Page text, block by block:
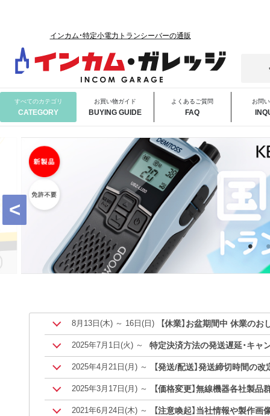
インカム・特定小電力トランシーバーの通販
すべてのカテゴリ
CATEGORY
お買い物ガイド
BUYING GUIDE
よくある ご質問
FAQ
お問い
8月13日 (木) ～ 16日 (日) 【休業】お盆期間中 休業のお
2025年7月1日 (火) ～ 特定決済方法の発送遅延・キャ
2025年4月21日 (月) ～ 【発送/配送】発送締切時間の
2025年3月17日 (月) ～ 【価格変更】無線機器各社製
2021年6月24日 (木) ～ 【注意喚起】当社情報や製作